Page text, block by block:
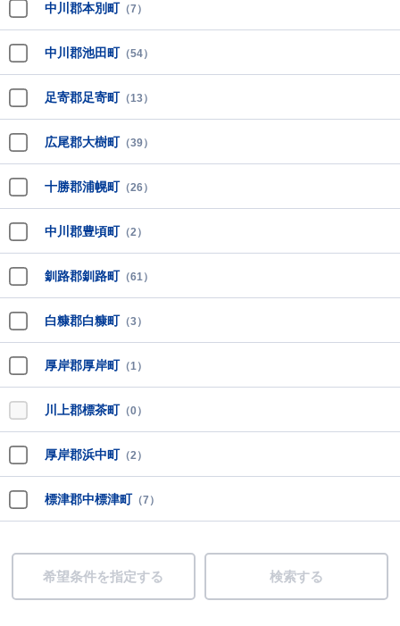
中川郡本別町 （7）
中川郡池田町 （54）
足寄郡足寄町 （13）
広尾郡大樹町 （39）
十勝郡浦幌町 （26）
中川郡豊頃町 （2）
釧路郡釧路町 （61）
白糠郡白糠町 （3）
厚岸郡厚岸町 （1）
川上郡標茶町 （0）
厚岸郡浜中町 （2）
標津郡中標津町 （7）
希望条件を指定する 検索する